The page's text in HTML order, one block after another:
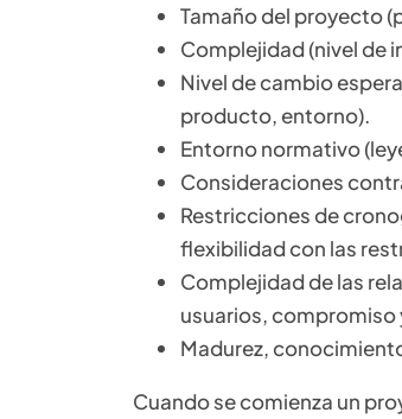
Tamaño del proyecto
Complejidad (nivel de
Nivel de cambio
producto, entorno).
Entorno normativo
Consideraciones
Restricciones de
flexibilidad con las
Complejidad de las
usuarios,
Madurez,
Cuando se comienza un